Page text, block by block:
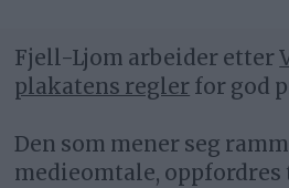
Fjell-Ljom arbeider etter
plakatens regler for god
Den som mener seg
medieomtale,